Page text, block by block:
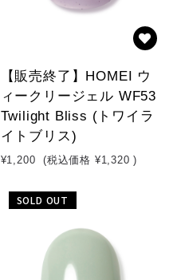
【販売終了】HOMEI ウ
ィークリージェル WF53
Twilight Bliss (トワイラ
イトブリス)
¥1,200 (税込価格 ¥1,320 )
SOLD OUT